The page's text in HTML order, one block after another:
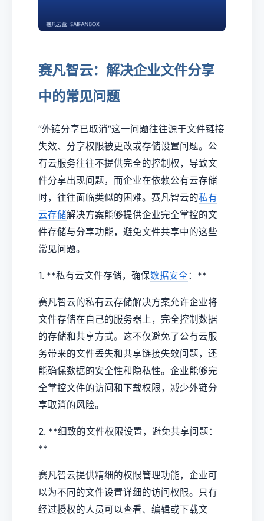
赛凡智云：解决企业文件分享
中的常见问题
“外链分享已取消”这一问题往往源于文件链接
失效、分享权限被更改或存储设置问题。公
有云服务往往不提供完全的控制权，导致文
件分享出现问题，而企业在依赖公有云存储
时，往往面临类似的困难。赛凡智云的私有
云存储解决方案能够提供企业完全掌控的文
件存储与分享功能，避免文件共享中的这些
常见问题。
1. **私有云文件存储，确保数据安全：**
赛凡智云的私有云存储解决方案允许企业将
文件存储在自己的服务器上，完全控制数据
的存储和共享方式。这不仅避免了公有云服
务带来的文件丢失和共享链接失效问题，还
能确保数据的安全性和隐私性。企业能够完
全掌控文件的访问和下载权限，减少外链分
享取消的风险。
2. **细致的文件权限设置，避免共享问题：
**
赛凡智云提供精细的权限管理功能，企业可
以为不同的文件设置详细的访问权限。只有
经过授权的人员可以查看、编辑或下载文